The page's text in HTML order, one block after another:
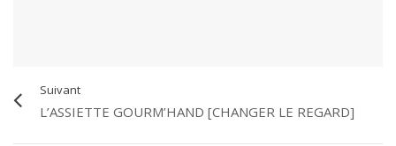
Suivant
L’ASSIETTE GOURM’HAND [CHANGER LE REGARD]